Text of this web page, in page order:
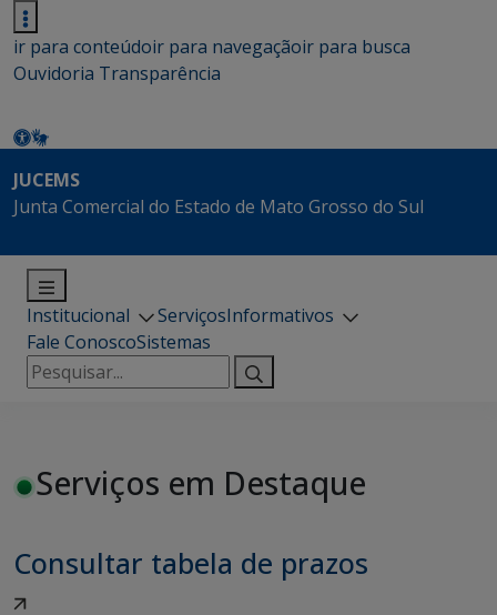
ir para conteúdoir para navegaçãoir para busca
Ouvidoria Transparência
JUCEMS
Junta Comercial do Estado de Mato Grosso do Sul
Institucional ServiçosInformativos
Fale ConoscoSistemas
Pesquisar
por:
Serviços em Destaque
Consultar tabela de prazos